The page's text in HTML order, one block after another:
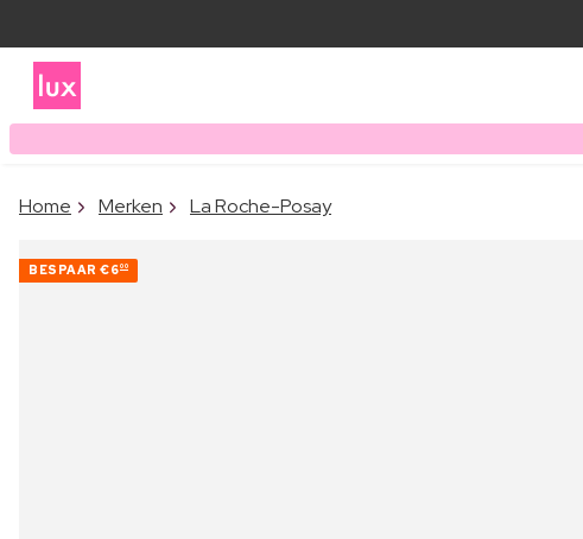
Home Merken La Roche-Posay
BESPAAR €600